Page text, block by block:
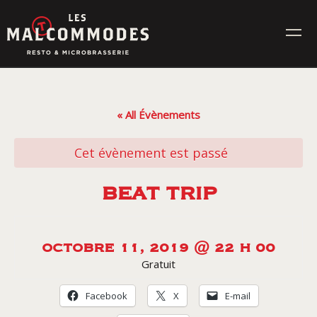
to
content
CONTACT
« All Évènements
Cet évènement est passé
BEAT TRIP
OCTOBRE 11, 2019 @ 22 H 00
Gratuit
Facebook X E-mail